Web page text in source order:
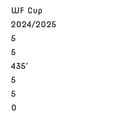
WF Cup
2024/2025
5
5
435′
5
5
0